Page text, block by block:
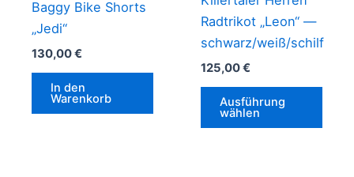
Baggy Bike Shorts
„Jedi“
130,00€
In den
Warenkorb
Radtrikot „Leon“ —
schwarz/weiß/schilf
125,00€
Ausführung
wählen